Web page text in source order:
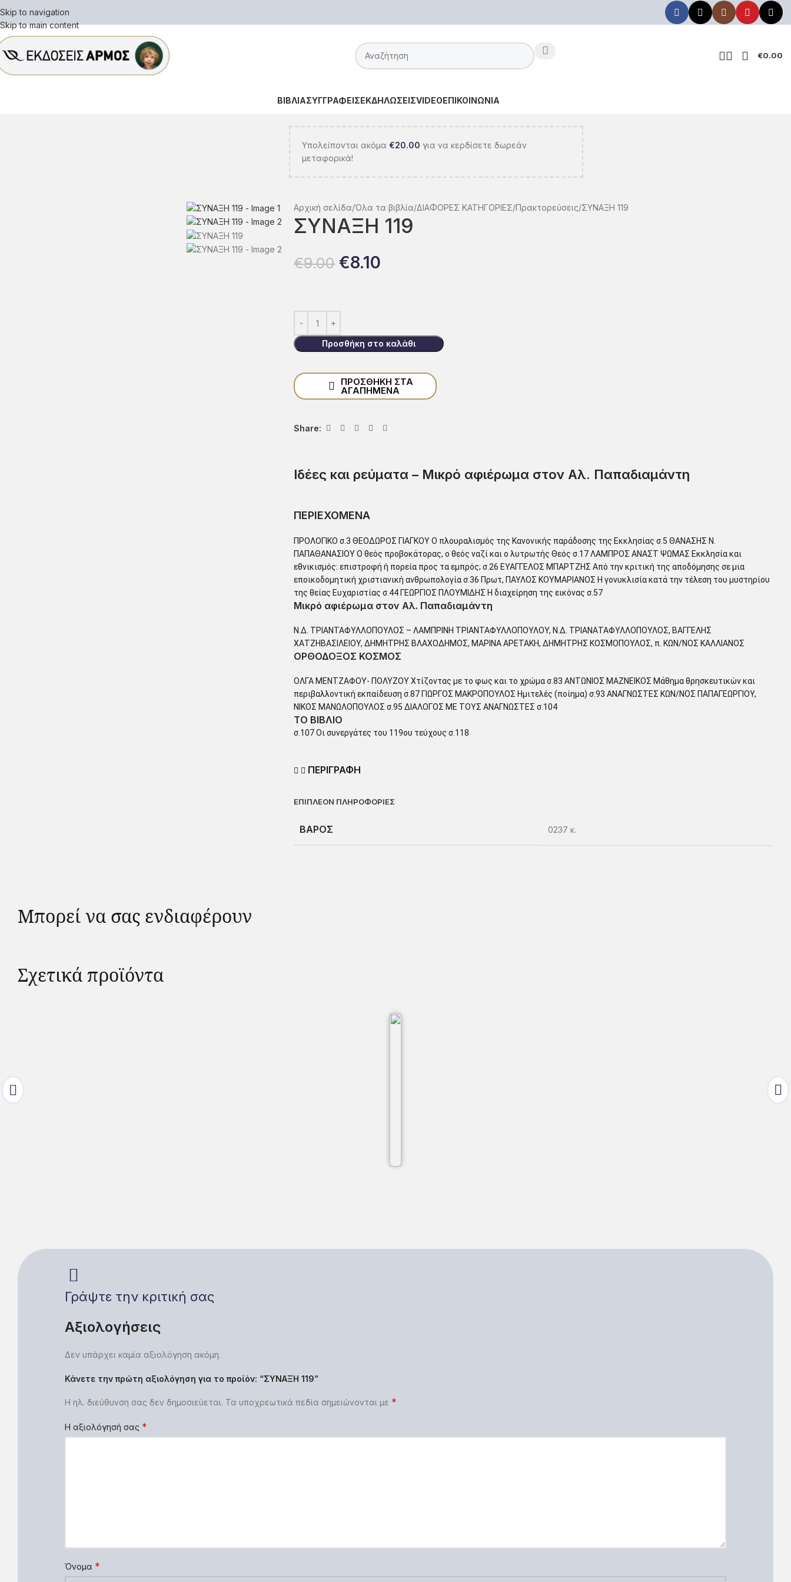
Skip to navigation
Skip to main content
€0.00
ΒΙΒΛΙΑΣΥΓΓΡΑΦΕΙΣΕΚΔΗΛΩΣΕΙΣVIDEOΕΠΙΚΟΙΝΩΝΙΑ
Υπολείπονται ακόμα €20.00 για να κερδίσετε δωρεάν
μεταφορικά!
Αρχική σελίδα Όλα τα βιβλία ΔΙΑΦΟΡΕΣ ΚΑΤΗΓΟΡΙΕΣ Πρακτoρεύσεις ΣΥΝΑΞΗ 119
ΣΥΝΑΞΗ 119
€9.00 €8.10
Προσθήκη στο καλάθι
ΠΡΟΣΘΗΚΗ ΣΤΑ
ΑΓΑΠΗΜΕΝΑ
Share:
Ιδέες και ρεύματα – Μικρό αφιέρωμα στον Αλ. Παπαδιαμάντη
ΠΕΡΙΕΧΟΜΕΝΑ
ΠΡΟΛΟΓΙΚΟ σ.3 ΘΕΟΔΩΡΟΣ ΓΙΑΓΚΟΥ Ο πλουραλισμός της Κανονικής παράδοσης της Εκκλησίας σ.5 ΘΑΝΑΣΗΣ Ν.
ΠΑΠΑΘΑΝΑΣΙΟΥ Ο θεός προβοκάτορας, ο θεός ναζί και ο λυτρωτής Θεός σ.17 ΛΑΜΠΡΟΣ ΑΝΑΣΤ ΨΩΜΑΣ Εκκλησία και
εθνικισμός: επιστροφή ή πορεία προς τα εμπρός; σ.26 ΕΥΑΓΓΕΛΟΣ ΜΠΑΡΤΖΗΣ Από την κριτική της αποδόμησης σε μια
εποικοδομητική χριστιανική ανθρωπολογία σ.36 Πρωτ, ΠΑΥΛΟΣ ΚΟΥΜΑΡΙΑΝΟΣ Η γονυκλισία κατά την τέλεση του μυστηρίου
της θείας Ευχαριστίας σ.44 ΓΕΩΡΓΙΟΣ ΠΛΟΥΜΙΔΗΣ Η διαχείρηση της εικόνας σ.57
Μικρό αφιέρωμα στον Αλ. Παπαδιαμάντη
Ν.Δ. ΤΡΙΑΝΤΑΦΥΛΛΟΠΟΥΛΟΣ – ΛΑΜΠΡΙΝΗ ΤΡΙΑΝΤΑΦΥΛΛΟΠΟΥΛΟΥ, Ν.Δ. ΤΡΙΑΝΑΤΑΦΥΛΛΟΠΟΥΛΟΣ, ΒΑΓΓΕΛΗΣ
ΧΑΤΖΗΒΑΣΙΛΕΙΟΥ, ΔΗΜΗΤΡΗΣ ΒΛΑΧΟΔΗΜΟΣ, ΜΑΡΙΝΑ ΑΡΕΤΑΚΗ, ΔΗΜΗΤΡΗΣ ΚΟΣΜΟΠΟΥΛΟΣ, π. ΚΩΝ/ΝΟΣ ΚΑΛΛΙΑΝΟΣ
ΟΡΘΟΔΟΞΟΣ ΚΟΣΜΟΣ
ΟΛΓΑ ΜΕΝΤΖΑΦΟΥ- ΠΟΛΥΖΟΥ Χτίζοντας με το φως και το χρώμα σ.83 ΑΝΤΩΝΙΟΣ ΜΑΖΝΕΙΚΟΣ Μάθημα θρησκευτικών και
περιβαλλοντική εκπαίδευση σ.87 ΓΙΩΡΓΟΣ ΜΑΚΡΟΠΟΥΛΟΣ Ημιτελές (ποίημα) σ.93 ΑΝΑΓΝΩΣΤΕΣ ΚΩΝ/ΝΟΣ ΠΑΠΑΓΕΩΡΓΙΟΥ,
ΝΙΚΟΣ ΜΑΝΩΛΟΠΟΥΛΟΣ σ.95 ΔΙΑΛΟΓΟΣ ΜΕ ΤΟΥΣ ΑΝΑΓΝΩΣΤΕΣ σ.104
ΤΟ ΒΙΒΛΙΟ
σ.107 Οι συνεργάτες του 119ου τεύχους σ.118
ΠΕΡΙΓΡΑΦΗ
ΕΠΙΠΛΕΟΝ ΠΛΗΡΟΦΟΡΙΕΣ
ΒΑΡΟΣ 0237 κ.
Μπορεί να σας ενδιαφέρουν
Σχετικά προϊόντα
Γράψτε την κριτική σας
Αξιολογήσεις
Δεν υπάρχει καμία αξιολόγηση ακόμη.
Κάνετε την πρώτη αξιολόγηση για το προϊόν: “ΣΥΝΑΞΗ 119”
Η ηλ. διεύθυνση σας δεν δημοσιεύεται. Τα υποχρεωτικά πεδία σημειώνονται με *
Η αξιολόγησή σας *
Όνομα *